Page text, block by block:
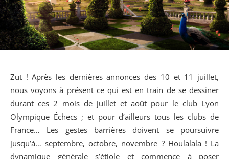
Zut ! Après les dernières annonces des 10 et 11 juillet,
nous voyons à présent ce qui est en train de se dessiner
durant ces 2 mois de juillet et août pour le club Lyon
Olympique Échecs ; et pour d’ailleurs tous les clubs de
France… Les gestes barrières doivent se poursuivre
jusqu’à… septembre, octobre, novembre ? Houlalala ! La
dynamique générale s’étiole et commence à poser